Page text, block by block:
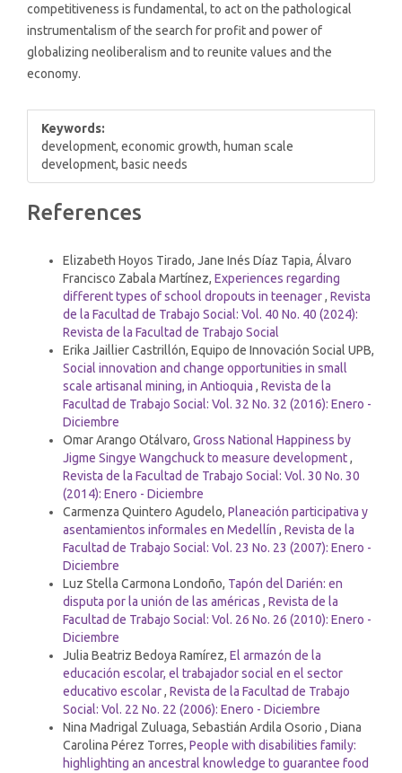
competitiveness is fundamental, to act on the pathological
instrumentalism of the search for profit and power of
globalizing neoliberalism and to reunite values ​​and the
economy.
Keywords:
development, economic growth, human scale
development, basic needs
Article
References
Elizabeth Hoyos Tirado, Jane Inés Díaz Tapia, Álvaro
Francisco Zabala Martínez, Experiences regarding
different types of school dropouts in teenager, Revista
de la Facultad de Trabajo Social: Vol. 40 No. 40 (2024):
Revista de la Facultad de Trabajo Social
Erika Jaillier Castrillón, Equipo de Innovación Social UPB,
Social innovation and change opportunities in small
scale artisanal mining, in Antioquia , Revista de la
Facultad de Trabajo Social: Vol. 32 No. 32 (2016): Enero -
Diciembre
Omar Arango Otálvaro, Gross National Happiness by
Jigme Singye Wangchuck to measure development,
Revista de la Facultad de Trabajo Social: Vol. 30 No. 30
(2014): Enero - Diciembre
Carmenza Quintero Agudelo, Planeación participativa y
asentamientos informales en Medellín , Revista de la
Facultad de Trabajo Social: Vol. 23 No. 23 (2007): Enero -
Diciembre
Luz Stella Carmona Londoño, Tapón del Darién: en
disputa por la unión de las américas , Revista de la
Facultad de Trabajo Social: Vol. 26 No. 26 (2010): Enero -
Diciembre
Julia Beatriz Bedoya Ramírez, El armazón de la
educación escolar, el trabajador social en el sector
educativo escolar, Revista de la Facultad de Trabajo
Social: Vol. 22 No. 22 (2006): Enero - Diciembre
Nina Madrigal Zuluaga, Sebastián Ardila Osorio , Diana
Carolina Pérez Torres, People with disabilities family:
highlighting an ancestral knowledge to guarantee food